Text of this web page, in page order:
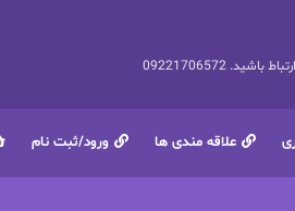
09221706572
علاقه مندی ها ورود/ثبت نام